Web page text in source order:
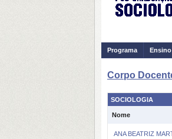
Programa Ensino
Corpo
SOCIOLOGIA
Nome
ANA BEATRIZ